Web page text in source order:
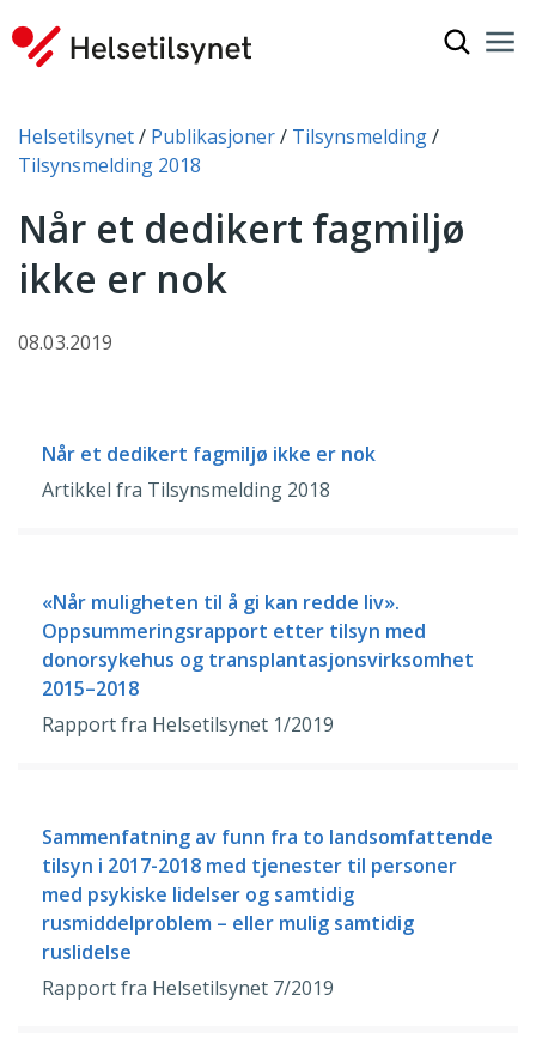
Du er her:
Helsetilsynet Publikasjoner
Tilsynsmelding
Tilsynsmelding 2018
Når et dedikert fagmiljø
ikke er nok
08.03.2019
Når et dedikert fagmiljø ikke er nok
Artikkel fra Tilsynsmelding 2018
«Når muligheten til å gi kan redde liv».
Oppsummeringsrapport etter tilsyn med
donorsykehus og transplantasjonsvirksomhet
2015–2018
Rapport fra Helsetilsynet 1/2019
Sammenfatning av funn fra to landsomfattende
tilsyn i 2017-2018 med tjenester til personer
med psykiske lidelser og samtidig
rusmiddelproblem – eller mulig samtidig
ruslidelse
Rapport fra Helsetilsynet 7/2019